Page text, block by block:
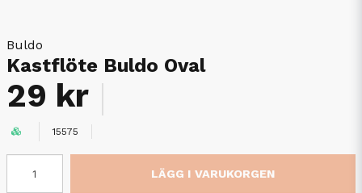
Buldo
Kastflöte Buldo Oval
29 kr
15575
LÄGG I VARUKORGEN